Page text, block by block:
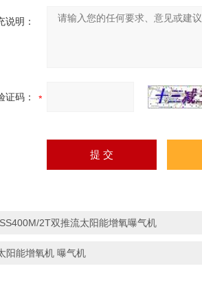
说明：
证码：
2T双推流太阳能增氧曝气机
阳能增氧机 曝气机